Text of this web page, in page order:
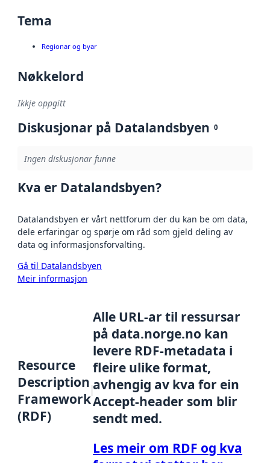
Tema
Regionar og byar
Nøkkelord
Ikkje oppgitt
Diskusjonar på Datalandsbyen 0
Ingen diskusjonar funne
Kva er Datalandsbyen?
Datalandsbyen er vårt nettforum der du kan be om data,
dele erfaringar og spørje om råd som gjeld deling av
data og informasjonsforvalting.
Gå til Datalandsbyen
Meir informasjon
Resource
Description
Framework
(RDF)
Alle URL-ar til ressursar
på data.norge.no kan
levere RDF-metadata i
fleire ulike format,
avhengig av kva for ein
Accept-header som blir
sendt med.
Les meir om RDF og kva